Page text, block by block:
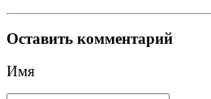
Оставить комментарий
Имя